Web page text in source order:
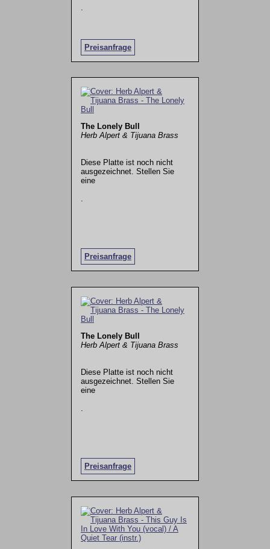
Preisanfrage
The Lonely Bull
Herb Alpert & Tijuana Brass
Diese Platte ist noch nicht
ausgezeichnet. Stellen Sie
eine
Preisanfrage
.
The Lonely Bull
Herb Alpert & Tijuana Brass
Diese Platte ist noch nicht
ausgezeichnet. Stellen Sie
eine
Preisanfrage